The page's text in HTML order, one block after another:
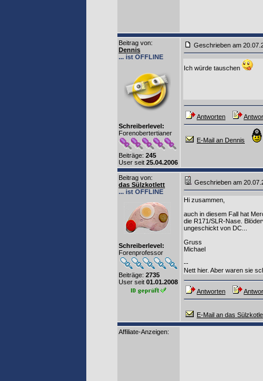
Beitrag von:
Dennis
... ist OFFLINE
Schreiberlevel:
Forenobertertianer
Beiträge: 245
User seit 25.04.2006
Geschrieben am
Ich würde tauschen
Antworten
E-Mail an Dennis
Beitrag von:
das Sülzkotlett
... ist OFFLINE
Schreiberlevel:
Forenprofessor
Beiträge: 2735
User seit 01.01.2008
Geschrieben am
Hi zusammen,
auch in diesem Fall hat
die R171/SLR-Nase.
ungeschickt von DC...
Gruss
Michael
--
Nett hier. Aber waren sie
Antworten
E-Mail an das
Affiliate-Anzeigen: